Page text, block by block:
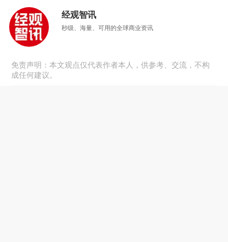
经观智讯
秒级、海量、可用的全球商业资讯
免责声明：本文观点仅代表作者本人，供参考、交流，不构
成任何建议。